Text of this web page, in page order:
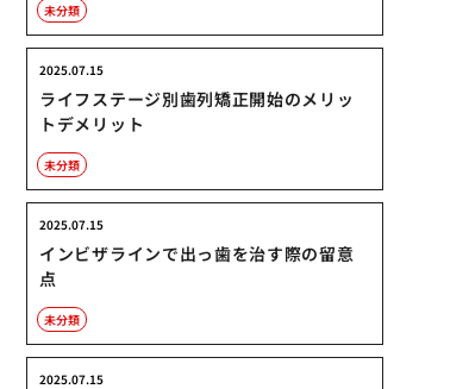
未分類
ライフステージ別歯列矯正開始のメリッ
トデメリット
2025.07.15
未分類
インビザラインで出っ歯を治す際の留意
点
2025.07.15
未分類
2025.07.15